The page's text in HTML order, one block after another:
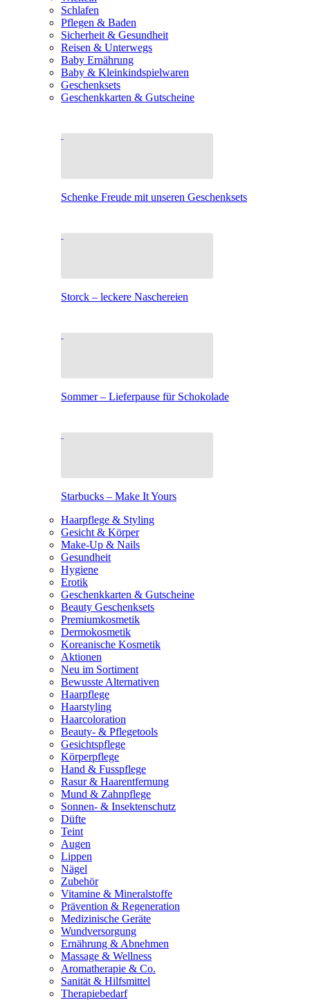
Schlafen
Pflegen & Baden
Sicherheit & Gesundheit
Reisen & Unterwegs
Baby Ernährung
Baby & Kleinkindspielwaren
Geschenksets
Geschenkkarten & Gutscheine
Schenke Freude mit unseren Geschenksets
Storck – leckere Naschereien
Sommer – Lieferpause für Schokolade
Starbucks – Make It Yours
Haarpflege & Styling
Gesicht & Körper
Make-Up & Nails
Gesundheit
Hygiene
Erotik
Geschenkkarten & Gutscheine
Beauty Geschenksets
Premiumkosmetik
Dermokosmetik
Koreanische Kosmetik
Aktionen
Neu im Sortiment
Bewusste Alternativen
Haarpflege
Haarstyling
Haarcoloration
Beauty- & Pflegetools
Gesichtspflege
Körperpflege
Hand & Fusspflege
Rasur & Haarentfernung
Mund & Zahnpflege
Sonnen- & Insektenschutz
Düfte
Teint
Augen
Lippen
Nägel
Zubehör
Vitamine & Mineralstoffe
Prävention & Regeneration
Medizinische Geräte
Wundversorgung
Ernährung & Abnehmen
Massage & Wellness
Aromatherapie & Co.
Sanität & Hilfsmittel
Therapiebedarf